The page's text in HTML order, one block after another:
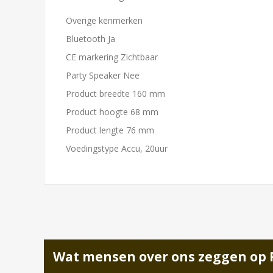
Overige kenmerken
Bluetooth Ja
CE markering Zichtbaar
Party Speaker Nee
Product breedte 160 mm
Product hoogte 68 mm
Product lengte 76 mm
Voedingstype Accu, 20uur
Wat mensen over ons zeggen op